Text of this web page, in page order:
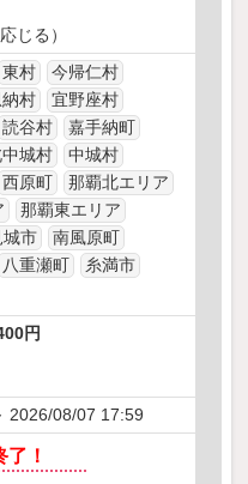
じる）
東村
今帰仁村
納村
宜野座村
読谷村
嘉手納町
城村
中城村
西原町
那覇北エリア
那覇東エリア
城市
南風原町
八重瀬町
糸満市
円
2026/08/07 17:59
！